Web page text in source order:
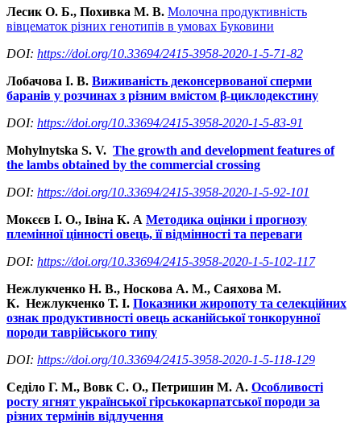
Лесик О. Б., Похивка М. В. Молочна продуктивність
вівцематок різних генотипів в умовах Буковини
DOI: https://doi.org/10.33694/2415-3958-2020-1-5-71-82
Лобачова І. В. Виживаність деконсервованої сперми
баранів у розчинах з різним вмістом β-циклодекстину
DOI: https://doi.org/10.33694/2415-3958-2020-1-5-83-91
Mohylnytska S. V. The growth and development features of
the lambs obtained by the commercial crossing
DOI: https://doi.org/10.33694/2415-3958-2020-1-5-92-101
Мокєєв І. О., Івіна К. А Методика оцінки і прогнозу
племінної цінності овець, її відмінності та переваги
DOI: https://doi.org/10.33694/2415-3958-2020-1-5-102-117
Нежлукченко Н. В., Носкова А. М., Саяхова М.
К. Нежлукченко Т. І. Показники жиропоту та селекційних
ознак продуктивності овець асканійської тонкорунної
породи таврійського типу
DOI: https://doi.org/10.33694/2415-3958-2020-1-5-118-129
Седіло Г. М., Вовк С. О., Петришин М. А. Особливості
росту ягнят української гірськокарпатської породи за
різних термінів відлучення